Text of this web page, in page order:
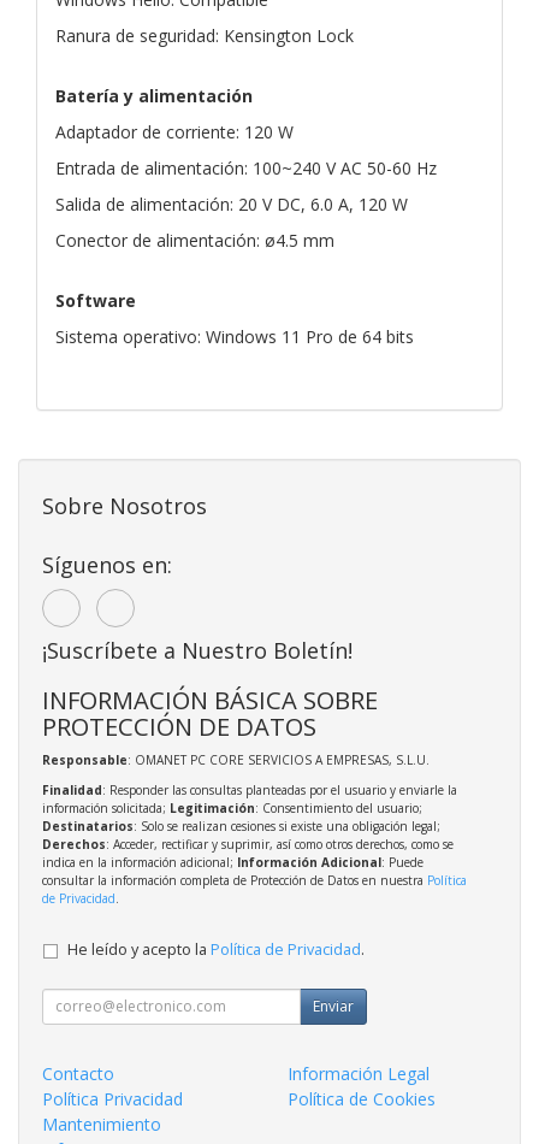
Ranura de seguridad: Kensington Lock
Batería y alimentación
Adaptador de corriente: 120 W
Entrada de alimentación: 100~240 V AC 50-60 Hz
Salida de alimentación: 20 V DC, 6.0 A, 120 W
Conector de alimentación: ø4.5 mm
Software
Sistema operativo: Windows 11 Pro de 64 bits
Sobre Nosotros
Síguenos en:
¡Suscríbete a Nuestro Boletín!
INFORMACIÓN BÁSICA SOBRE
PROTECCIÓN DE DATOS
Responsable: OMANET PC CORE SERVICIOS A EMPRESAS, S.L.U.
Finalidad: Responder las consultas planteadas por el usuario y enviarle la
información solicitada; Legitimación: Consentimiento del usuario;
Destinatarios: Solo se realizan cesiones si existe una obligación legal;
Derechos: Acceder, rectificar y suprimir, así como otros derechos, como se
indica en la información adicional; Información Adicional: Puede
consultar la información completa de Protección de Datos en nuestra Política
de Privacidad
He leído y acepto la Política de Privacidad.
Enviar
Contacto
Información Legal
Política Privacidad
Política de Cookies
Mantenimiento